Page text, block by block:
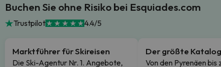
Buchen Sie ohne Risiko bei Esquiades.com
Trustpilot 4.4/5
Marktführer für Skireisen
Die Ski-Agentur Nr. 1. Angebote,
Der größte Katalog
Von den Pyrenäen bis